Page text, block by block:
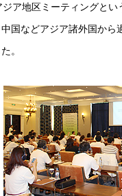
ア地区ミーティングとい
国などアジア諸外国から
。